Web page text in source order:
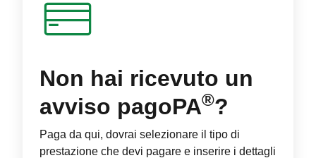
Non hai ricevuto un
avviso pagoPA®?
Paga da qui, dovrai selezionare il tipo di
prestazione che devi pagare e inserire i dettagli